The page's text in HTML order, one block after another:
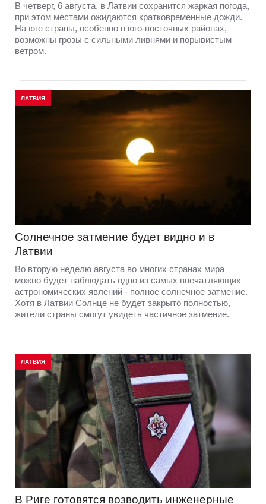
В четверг, 6 августа, в Латвии сохранится жаркая погода,
при этом местами ожидаются кратковременные дожди.
На юге страны, особенно в юго-восточных районах,
возможны грозы с сильными ливнями и порывистым
ветром.
ЛАТВИЯ
Солнечное затмение будет видно и в
Латвии
Во вторую неделю августа во многих странах мира
можно будет наблюдать одно из самых впечатляющих
астрономических явлений - полное солнечное затмение.
Хотя в Латвии Солнце не будет закрыто полностью,
жители страны смогут увидеть частичное затмение.
ЛАТВИЯ
В Риге готовятся возводить инженерные